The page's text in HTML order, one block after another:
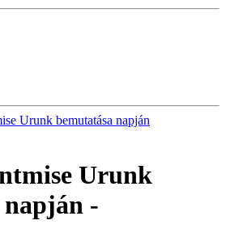
Urunk bemutatása napján
Urunk
napján -